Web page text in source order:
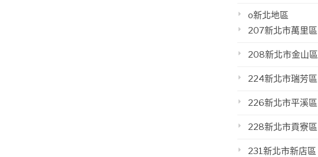
o新北地區
207新北市萬里區
208新北市金山區
224新北市瑞芳區
226新北市平溪區
228新北市貢寮區
231新北市新店區